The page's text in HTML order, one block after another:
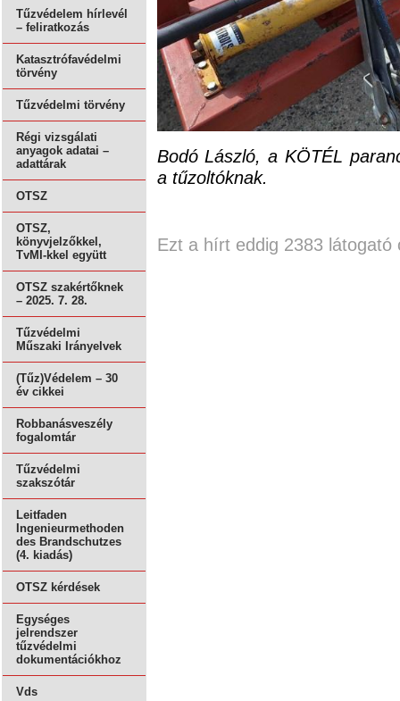
Tűzvédelem hírlevél
– feliratkozás
Katasztrófavédelmi
törvény
Tűzvédelmi törvény
Régi vizsgálati
anyagok adatai –
adattárak
OTSZ
OTSZ,
könyvjelzőkkel,
TvMI-kkel együtt
OTSZ szakértőknek
– 2025. 7. 28.
Tűzvédelmi
Műszaki Irányelvek
(Tűz)Védelem – 30
év cikkei
Robbanásveszély
fogalomtár
Tűzvédelmi
szakszótár
Leitfaden
Ingenieurmethoden
des Brandschutzes
(4. kiadás)
OTSZ kérdések
Egységes
jelrendszer
tűzvédelmi
dokumentációkhoz
Vds
Bodó László, a KÖTÉL
a tűzoltóknak.
Ezt a hírt eddig 2383 látogató